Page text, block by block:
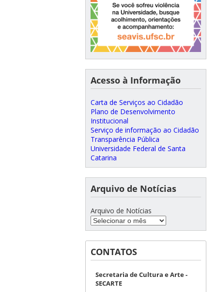
Acesso à Informação
Carta de Serviços ao Cidadão
Plano de Desenvolvimento
Institucional
Serviço de informação ao Cidadão
Transparência Pública
Universidade Federal de Santa
Catarina
Arquivo de Notícias
Arquivo de Notícias
CONTATOS
Secretaria de Cultura e Arte -
SECARTE